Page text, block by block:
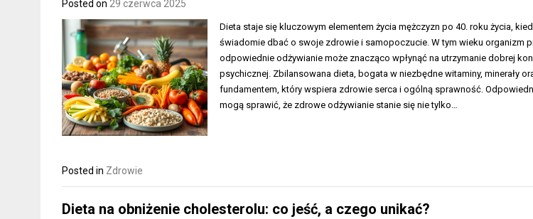
Posted on 29 czerwca 2025
Dieta staje się kluczowym elementem życia mężczyzn po 40. roku życia,
świadomie dbać o swoje zdrowie i samopoczucie. W tym wieku organizm
odpowiednie odżywianie może znacząco wpłynąć na utrzymanie dobrej
psychicznej. Zbilansowana dieta, bogata w niezbędne witaminy, minerały
fundamentem, który wspiera zdrowie serca i ogólną sprawność.
mogą sprawić, że zdrowe odżywianie stanie się nie tylko…
Posted in Zdrowie
Dieta na obniżenie cholesterolu: co jeść, a czego unikać?